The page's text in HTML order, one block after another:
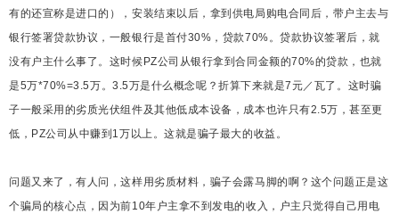
有的还宣称是进口的），安装结束以后，拿到供电局购电合同后，带户主去与
银行签署贷款协议，一般银行是首付30%，贷款70%。贷款协议签署后，就
没有户主什么事了。这时候PZ公司从银行拿到合同金额的70%的贷款，也就
是5万*70%=3.5万。3.5万是什么概念呢？折算下来就是7元／瓦了。这时骗
子一般采用的劣质光伏组件及其他低成本设备，成本也许只有2.5万，甚至更
低，PZ公司从中赚到1万以上。这就是骗子最大的收益。
问题又来了，有人问，这样用劣质材料，骗子会露马脚的啊？这个问题正是这
个骗局的核心点，因为前10年户主拿不到发电的收入，户主只觉得自己用电